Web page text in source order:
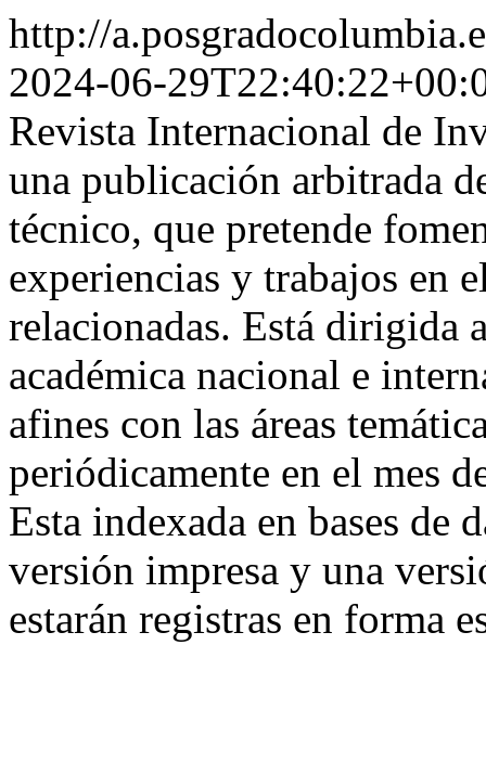
http://
2024-06-
Revista Internacional de
una publicación arbitrada
técnico, que pretende
experiencias y trabajos en
relacionadas. Está dirigida
académica nacional e
afines con las áreas
periódicamente en el mes
Esta indexada en bases de
versión impresa y una
estarán registras en forma